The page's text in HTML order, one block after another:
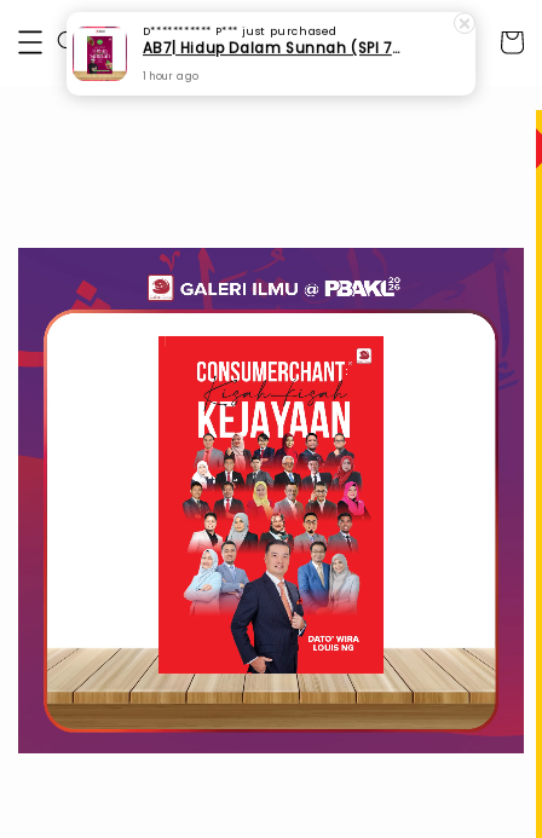
D*********** P*** just purchased
AB7| Hidup Dalam Sunnah (SPI 75)
1 hour ago